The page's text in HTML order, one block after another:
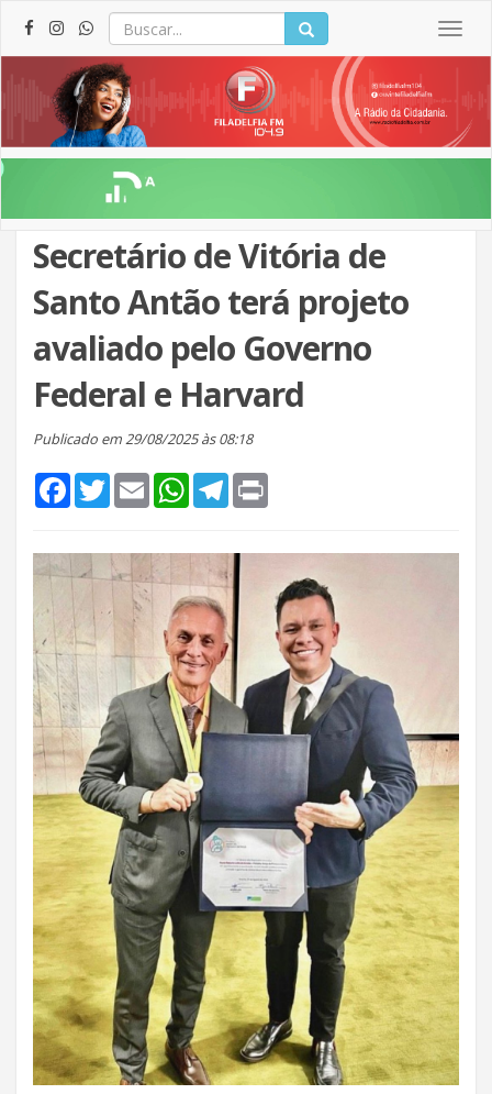
Secretário de Vitória de
Santo Antão terá projeto
avaliado pelo Governo
Federal e Harvard
Publicado em 29/08/2025 às 08:18
FacebookTwitterEmail WhatsApp
Telegram